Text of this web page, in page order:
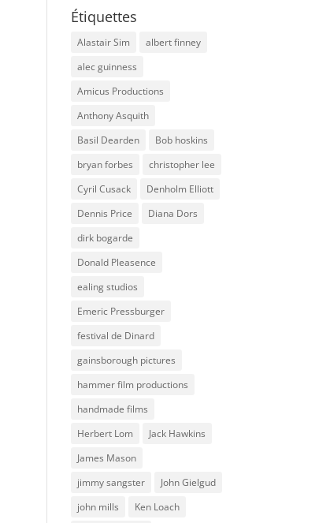
Étiquettes
Alastair Sim
albert finney
alec guinness
Amicus Productions
Anthony Asquith
Basil Dearden
Bob hoskins
bryan forbes
christopher lee
Cyril Cusack
Denholm Elliott
Dennis Price
Diana Dors
dirk bogarde
Donald Pleasence
ealing studios
Emeric Pressburger
festival de Dinard
gainsborough pictures
hammer film productions
handmade films
Herbert Lom
Jack Hawkins
James Mason
jimmy sangster
John Gielgud
john mills
Ken Loach